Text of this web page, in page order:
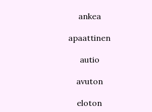
ankea
apaattinen
autio
avuton
eloton